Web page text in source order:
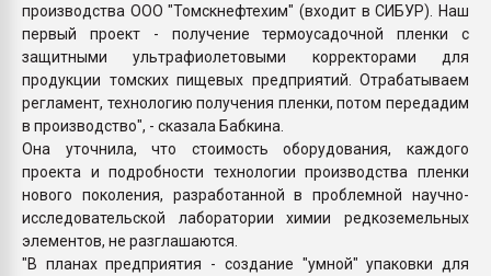
производства ООО "Томскнефтехим" (входит в СИБУР). Наш
первый проект - получение термоусадочной пленки с
защитными ультрафиолетовыми корректорами для
продукции томских пищевых предприятий. Отрабатываем
регламент, технологию получения пленки, потом передадим
в производство", - сказала Бабкина.
Она уточнила, что стоимость оборудования, каждого
проекта и подробности технологии производства пленки
нового поколения, разработанной в проблемной научно-
исследовательской лаборатории химии редкоземельных
элементов, не разглашаются.
"В планах предприятия - создание "умной" упаковки для